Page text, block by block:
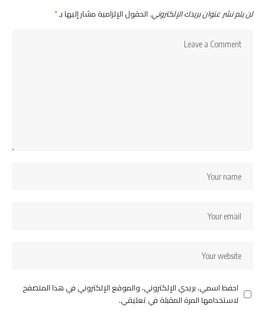
لن يتم نشر عنوان بريدك الإلكتروني. الحقول الإلزامية مشار إليها بـ*
احفظ اسمي، بريدي الإلكتروني، والموقع الإلكتروني في هذا المتصفح
لاستخدامها المرة المقبلة في تعليقي.